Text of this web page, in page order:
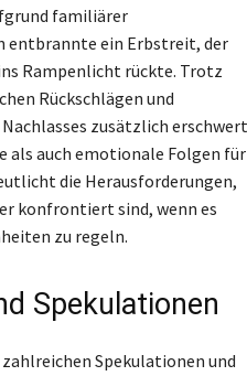
familiärer
entbrannte ein Erbstreit, der
Rampenlicht rückte. Trotz
Rückschlägen und
zusätzlich
als auch emotionale Folgen für
die Herausforderungen,
konfrontiert sind, wenn es
zu regeln.
Spekulationen
Spekulationen und